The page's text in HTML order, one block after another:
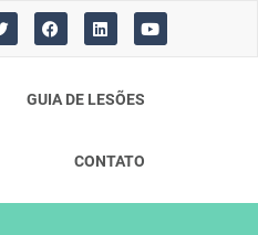
T
w
i
F
a
c
o
L
i
n
d
Y
o
u
GUIA DE LESÕES
CONTATO